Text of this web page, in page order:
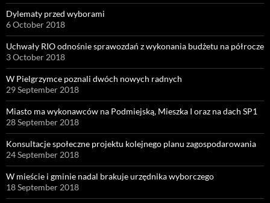
Dylematy przed wyborami
6 October 2018
Uchwały RIO odnośnie sprawozdań z wykonania budżetu na półrocze
3 October 2018
W Pielgrzymce poznali dwóch nowych radnych
29 September 2018
Miasto ma wykonawców na Podmiejską, Mieszka I oraz na dach SP1
28 September 2018
Konsultacje społeczne projektu kolejnego planu zagospodarowania
24 September 2018
W mieście i gminie nadal brakuje urzędnika wyborczego
18 September 2018